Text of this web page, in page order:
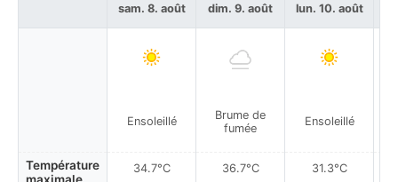
Température
sam. 8. août
Ensoleillé
34.7°C
dim. 9. août
Brume de
fumée
36.7°C
lun. 10. août
Ensoleillé
31.3°C